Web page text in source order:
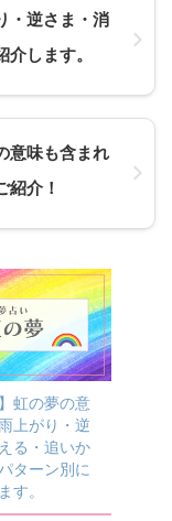
・逆さま・消
します。
意味も含まれ
介！
虹の夢の意
上がり・逆
る・追いか
ターン別に
す。